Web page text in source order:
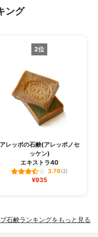
ング
2位
アレッポの石鹸(アレッポノセ
ッケン)
エキストラ40
3.76(2)
¥935
石鹸ランキングをもっと見る